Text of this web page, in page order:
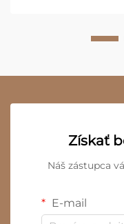
Získať
Náš zástupca
E-mail